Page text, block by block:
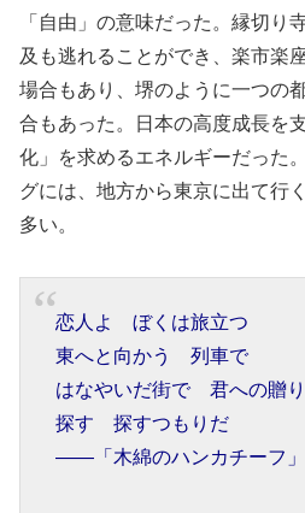
「自由」の意味だった。縁切り
及も逃れることができ、楽市楽
場合もあり、堺のように一つの
合もあった。日本の高度成長を
化」を求めるエネルギーだった
グには、地方から東京に出て行
多い。
恋人よ ぼくは旅立つ
東へと向かう 列車で
はなやいだ街で 君への贈
探す 探すつもりだ
――「木綿のハンカチーフ」